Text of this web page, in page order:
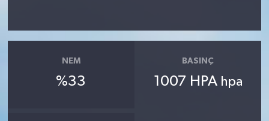
NEM
%33
BASINÇ
1007 HPA hpa